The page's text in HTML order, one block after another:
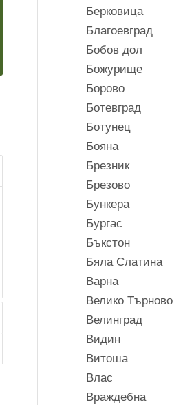
Берковица
Благоевград
Бобов дол
Божурище
Борово
Ботевград
Ботунец
Бояна
Брезник
Брезово
Бункера
Бургас
Бъкстон
Бяла Слатина
Варна
Велико Търново
Велинград
Видин
Витоша
Влас
Враждебна